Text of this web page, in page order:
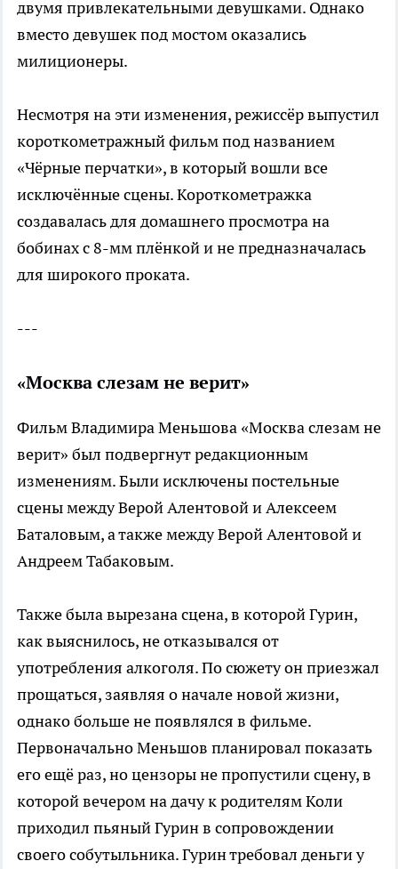
двумя привлекательными девушками. Однако
вместо девушек под мостом оказались
милиционеры.
Несмотря на эти изменения, режиссёр выпустил
короткометражный фильм под названием
«Чёрные перчатки», в который вошли все
исключённые сцены. Короткометражка
создавалась для домашнего просмотра на
бобинах с 8-мм плёнкой и не предназначалась
для широкого проката.
---
«Москва слезам не верит»
Фильм Владимира Меньшова «Москва слезам не
верит» был подвергнут редакционным
изменениям. Были исключены постельные
сцены между Верой Алентовой и Алексеем
Баталовым, а также между Верой Алентовой и
Андреем Табаковым.
Также была вырезана сцена, в которой Гурин,
как выяснилось, не отказывался от
употребления алкоголя. По сюжету он приезжал
прощаться, заявляя о начале новой жизни,
однако больше не появлялся в фильме.
Первоначально Меньшов планировал показать
его ещё раз, но цензоры не пропустили сцену, в
которой вечером на дачу к родителям Коли
приходил пьяный Гурин в сопровождении
своего собутыльника. Гурин требовал деньги у